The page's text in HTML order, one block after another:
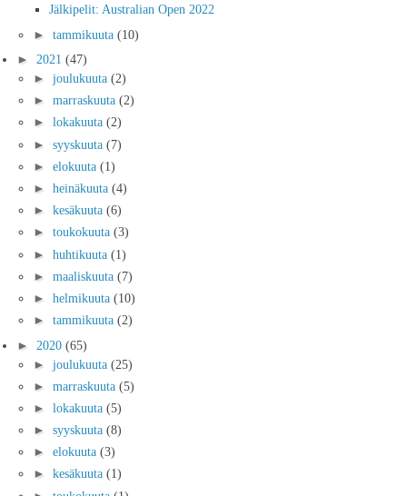
Jälkipelit: Australian Open 2022
► tammikuuta (10)
► 2021 (47)
► joulukuuta (2)
► marraskuuta (2)
► lokakuuta (2)
► syyskuuta (7)
► elokuuta (1)
► heinäkuuta (4)
► kesäkuuta (6)
► toukokuuta (3)
► huhtikuuta (1)
► maaliskuuta (7)
► helmikuuta (10)
► tammikuuta (2)
► 2020 (65)
► joulukuuta (25)
► marraskuuta (5)
► lokakuuta (5)
► syyskuuta (8)
► elokuuta (3)
► kesäkuuta (1)